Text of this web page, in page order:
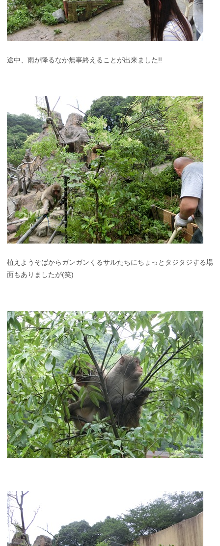
途中、雨が降るなか無事終えることが出来ました!!
植えようそばからガンガンくるサルたちにちょっとタジタジする場
面もありましたが(笑)